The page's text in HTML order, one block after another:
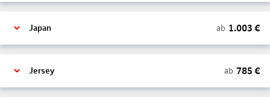
Japan ab 1.003 €
Jersey ab 785 €